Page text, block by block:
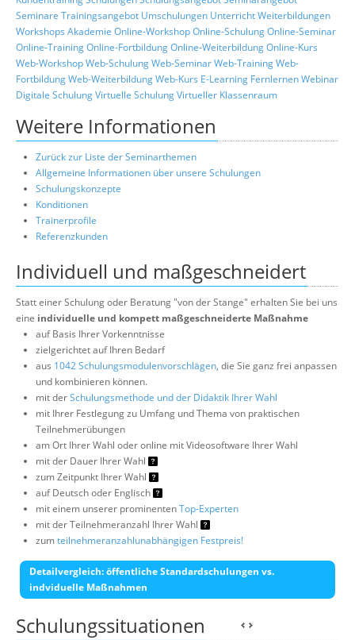
Seminare Trainingsangebot Umschulungen UnterrichtWeiterbildungen
Workshops Akademie Online-WorkshopOnline-SchulungOnline-Seminar
Online-TrainingOnline-FortbildungOnline-WeiterbildungOnline-Kurs
Web-WorkshopWeb-SchulungWeb-SeminarWeb-TrainingWeb-
FortbildungWeb-WeiterbildungWeb-Kurs E-Learning FernlernenWebinar
Digitale SchulungVirtuelle SchulungVirtueller Klassenraum
Weitere Informationen
Zurück zur Liste der Seminarthemen
Allgemeine Informationen über unsere Schulungen
Schulungskonzepte
Konditionen
Trainerprofile
Referenzkunden
Individuell und maßgeschneidert
Statt einer Schulung oder Beratung "von der Stange" erhalten Sie bei uns
eine individuelle und kompett maßgeschneiderte Maßnahme
auf Basis Ihrer Vorkenntnisse
zielgerichtet auf Ihren Bedarf
aus 1042 Schulungsmodulenvorschlägen, die Sie ganz frei anpassen
und kombinieren können.
mit derSchulungsmethode und der Didaktik Ihrer Wahl
mit Ihrer Festlegung zu Umfang und Thema von praktischen
Teilnehmerübungen
am Ort Ihrer Wahl oder online mit Videosoftware Ihrer Wahl
mit der Dauer Ihrer Wahl
zum Zeitpunkt Ihrer Wahl
auf Deutsch oder Englisch
mit einem unserer prominentenTop-Experten
mit der Teilnehmeranzahl Ihrer Wahl
zumteilnehmeranzahlunabhängigen Festpreis!
Detailvergleich: öffentliche Standardschulungen vs.
indviduelle Maßnahmen
Schulungssituationen